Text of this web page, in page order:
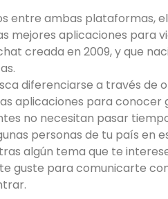
entre ambas plataformas,
mejores aplicaciones para
creada en 2009, y que
diferenciarse a través de
aplicaciones para conocer
no necesitan pasar
personas de tu país
algún tema que te
guste para comunicarte